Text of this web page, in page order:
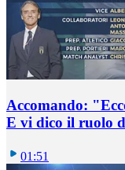
Accomando:
E vi dico il ruolo
01:51